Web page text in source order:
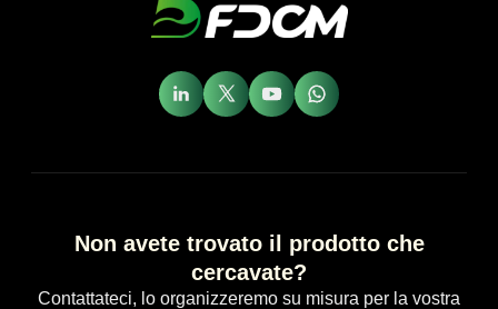
Non avete trovato il prodotto che
cercavate?
Contattateci, lo organizzeremo su misura per la vostra